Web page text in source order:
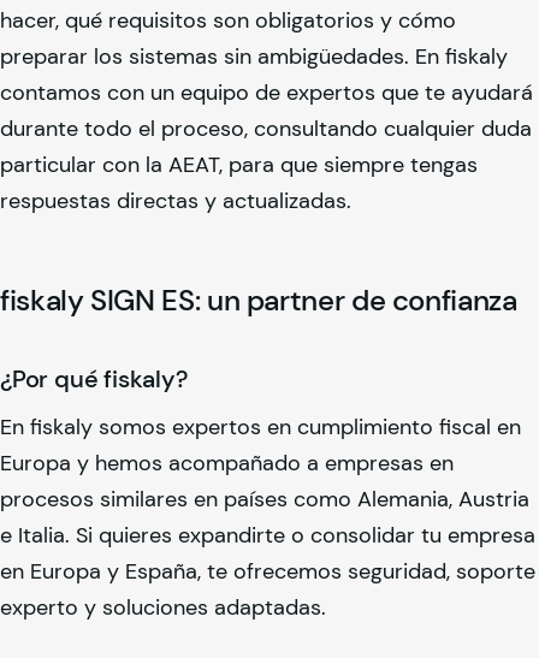
hacer, qué requisitos son obligatorios y cómo
preparar los sistemas sin ambigüedades. En fiskaly
contamos con un equipo de expertos que te ayudará
durante todo el proceso, consultando cualquier duda
particular con la AEAT, para que siempre tengas
respuestas directas y actualizadas.
fiskalySIGN ES: un partner de confianza
¿Por quéfiskaly?
En fiskaly somos expertos en cumplimiento fiscal en
Europa y hemos acompañado a empresas en
procesos similares en países como Alemania, Austria
e Italia. Si quieres expandirte o consolidar tu empresa
en Europa y España, te ofrecemos seguridad, soporte
experto y soluciones adaptadas.